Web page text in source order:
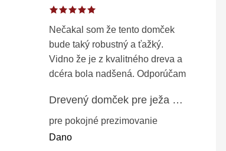
Nečakal som že tento domček
bude taký robustný a ťažký.
Vidno že je z kvalitného dreva a
dcéra bola nadšená. Odporúčam
Drevený domček pre ježa – záhradný úkryt z opaľovaného dreva s vodoodolnou strechou 50 cm
pre pokojné prezimovanie
Dano